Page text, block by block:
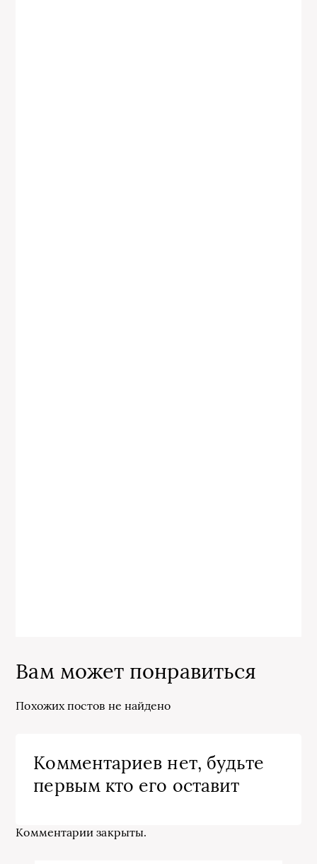
Вам может понравиться
Похожих постов не найдено
Комментариев нет, будьте
первым кто его оставит
Комментарии закрыты.